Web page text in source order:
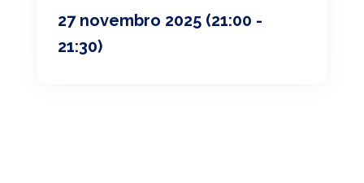
27 novembro 2025 (21:00 -
21:30)